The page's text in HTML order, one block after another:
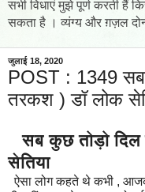
सभी विधाएं मुझे पूर्ण करती हैं
सकता है । व्यंग्य और ग़ज़ल
जुलाई 18, 2020
POST : 1349 सब
तरकश ) डॉ लोक
सब कुछ तोड़ो दिल
सेतिया
ऐसा लोग कहते थे कभी ,